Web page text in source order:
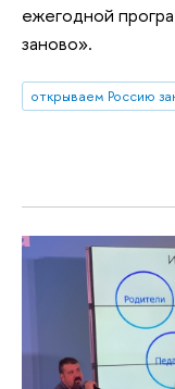
ежегодной
заново».
открываем Россию